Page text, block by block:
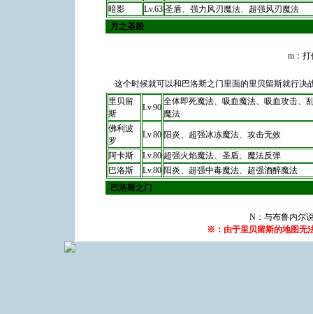
暗影
Lv.63 圣盾、强力风刃魔法、超强风刃魔法
月之圣殿
m：
这个时候就可以和巴洛斯之门里面的里贝留斯就行决
里贝留
斯
Lv.90
全体即死魔法、吸血魔法、吸血攻击、
魔法
佛利波
罗
Lv.80 阳炎、超强冰冻魔法、攻击无效
阿卡斯 Lv.80 超强火焰魔法、圣盾、魔法反弹
巴洛斯
Lv.80 阳炎、超强中毒魔法、超强酒醉魔法
巴洛斯之门
N：与布鲁内尔
※：由于里贝留斯的地图无